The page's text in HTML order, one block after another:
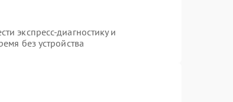
экспресс-диагностику и
без устройства